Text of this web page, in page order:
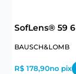
SofLens® 59 6
BAUSCH&LOMB
R$ 178,90no pix